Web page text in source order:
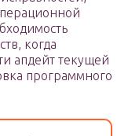
когда
апдейт текущей
программного